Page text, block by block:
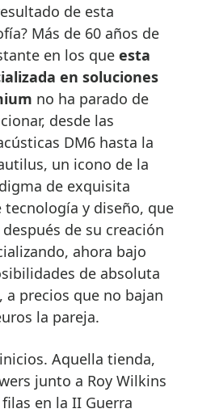
de esta
Más de 60 años de
en los que esta
en soluciones
no ha parado de
desde las
DM6 hasta la
un icono de la
de exquisita
y diseño, que
de su creación
ahora bajo
de absoluta
a precios que no bajan
la pareja.
Aquella tienda,
junto a Roy Wilkins
en la II Guerra